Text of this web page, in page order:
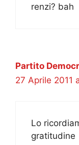
renzi? bah
Partito
27 Aprile 2011
Lo
gratitudine